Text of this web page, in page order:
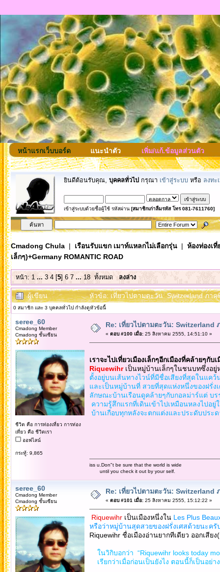
หน้าแรกเว็บบอร์ด แนะนำตัว เพิ่ม/แก้.ข้อมูลส่วนตัว
ยินดีต้อนรับคุณ, บุคคลทั่วไป กรุณา เข้าสู่ระบบ หรือ ลงทะ
เข้าสู่ระบบด้วยชื่อผู้ใช้ รหัสผ่าน [สมาชิกเก่าลืมรหัส โทร 081-7611760]
Cmadong Chula| เรือนรับแขก เมาท์แหลกไม่เลือกรุ่น| ห้องท่องเ
เล็กๆ)+Germany ROMANTIC ROAD
หน้า:1 ... 3 4[5] 6 7 ...18 ทั้งหมด ลงล่าง
ผู้เขียน หัวข้อ: เที่ยวไปตามตะวัน: Switzerland ภาค
0 สมาชิก และ 3 บุคคลทั่วไป กำลังดูหัวข้อนี้
seree_60
Cmadong Member
Cmadong ชั้นเซียน
ชีวิต คือ การท่องเที่ยว การท่อง
เที่ยว คือ ชีวิตเรา
ออฟไลน์
กระทู้: 9,865
Re: เที่ยวไปตามตะวัน: Switzerland
« ตอบ #100 เมื่อ:25 สิงหาคม 2555, 14:51:10 »
เราจะไปเที่ยวเมืองเล็กๆอีกเมืองที่คล้ายๆกั
Riquewihrเป็นหมู่บ้านเล็กๆในชนบทซึ่งอยู่
ตั้งอยู่บนเส้นทางไวน์ที่มีชื่อเสียงที่สุดในแคว้
และเป็นหมู่บ้านที่ สวยที่สุดแห่งหนึ่งของฝรั่ง
ลักษณะบ้านเรือนดูคล้ายๆกับกอลม่าร์แต่ บ
ความรู้สึกแรกที่เดินเข้าไปเหมือนหลงไปอยู่
บ้านเกือบทุกหลังจะตกแต่งและประดับประ
iss u.Don"t be sure that the world is wide
until you check it out by your self.
seree_60
Cmadong Member
Cmadong ชั้นเซียน
Re: เที่ยวไปตามตะวัน: Switzerland
« ตอบ #101 เมื่อ:25 สิงหาคม 2555, 15:12:22 »
Riquewihrเป็นเมืองหนึ่งใน Les Plus
หรือว่าหมู่บ้านสุดสวยของฝรั่งเศสด้วยนะครั
Riquewihr ชื่อเมืองอ่านยากทีเดียว ออกเสีย
ในวิกิบอกว่า “Riquewihr looks today
เรียกว่าเมื่อก่อนเป็นยังไง ตอนนี้ก็เป็นอย่า